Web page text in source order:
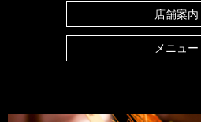
店舗案内
メニュー